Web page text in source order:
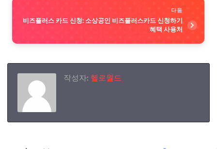
다음
비즈플러스 카드 신청: 소상공인 비즈플러스카드 신청하기
혜택 사용처
작성자: 헬로월드